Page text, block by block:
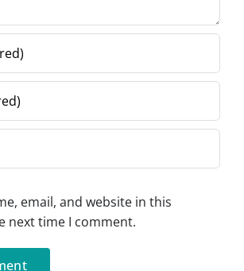
email, and website in this
next time I comment.